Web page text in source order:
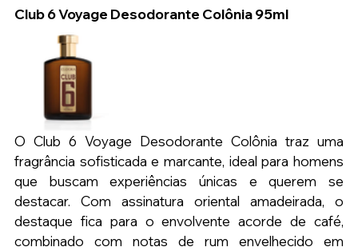
Club 6 Voyage Desodorante Colônia 95ml
O Club 6 Voyage Desodorante Colônia traz uma
fragrância sofisticada e marcante, ideal para homens
que buscam experiências únicas e querem se
destacar. Com assinatura oriental amadeirada, o
destaque fica para o envolvente acorde de café,
combinado com notas de rum envelhecido em